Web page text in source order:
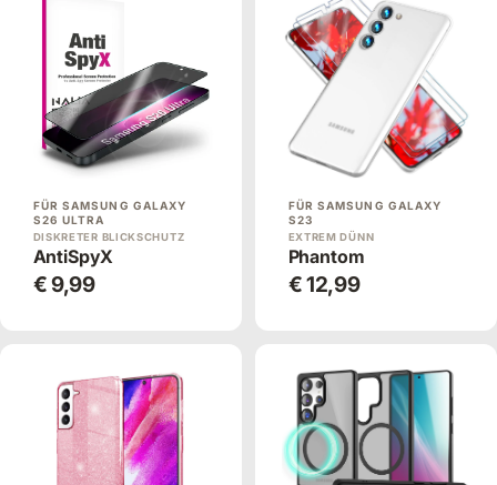
FÜR SAMSUNG GALAXY
S26 ULTRA
DISKRETER BLICKSCHUTZ
AntiSpyX
€ 9,99
FÜR SAMSUNG GALAXY
S23
EXTREM DÜNN
Phantom
€ 12,99